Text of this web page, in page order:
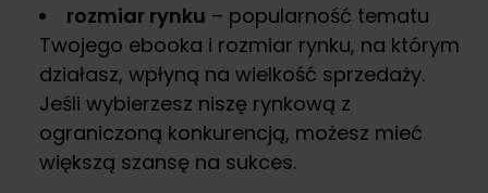
rozmiar rynku – popularność tematu
Twojego ebooka i rozmiar rynku, na którym
działasz, wpłyną na wielkość sprzedaży.
Jeśli wybierzesz niszę rynkową z
ograniczoną konkurencją, możesz mieć
większą szansę na sukces.